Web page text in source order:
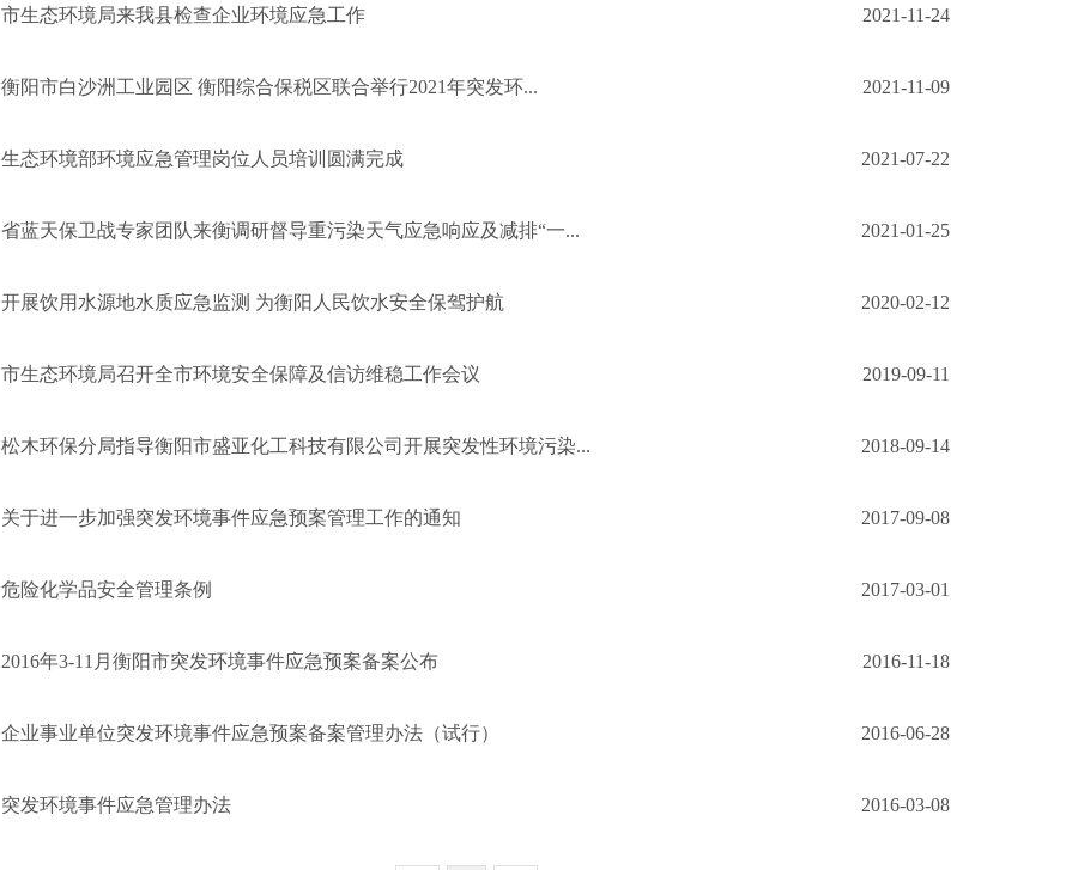
2021-11-24
市生态环境局来我县检查企业环境应急工作
2021-11-09
衡阳市白沙洲工业园区 衡阳综合保税区联合举行2021年突发环...
2021-07-22
生态环境部环境应急管理岗位人员培训圆满完成
2021-01-25
省蓝天保卫战专家团队来衡调研督导重污染天气应急响应及减排“一...
2020-02-12
开展饮用水源地水质应急监测 为衡阳人民饮水安全保驾护航
2019-09-11
市生态环境局召开全市环境安全保障及信访维稳工作会议
2018-09-14
松木环保分局指导衡阳市盛亚化工科技有限公司开展突发性环境污染...
2017-09-08
关于进一步加强突发环境事件应急预案管理工作的通知
2017-03-01
危险化学品安全管理条例
2016-11-18
2016年3-11月衡阳市突发环境事件应急预案备案公布
2016-06-28
企业事业单位突发环境事件应急预案备案管理办法（试行）
2016-03-08
突发环境事件应急管理办法